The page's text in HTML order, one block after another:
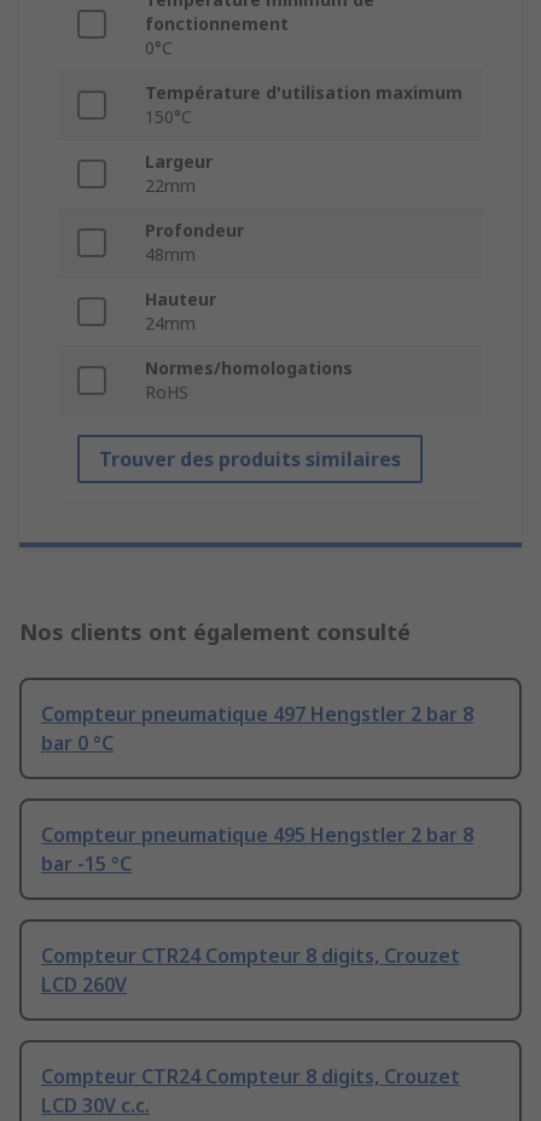
fonctionnement
0°C
Température d'utilisation maximum
150°C
Largeur
22mm
Profondeur
48mm
Hauteur
24mm
Normes/homologations
RoHS
Trouver des produits similaires
Nos clients ont également consulté
Compteur pneumatique 497 Hengstler 2 bar 8
bar 0 °C
Compteur pneumatique 495 Hengstler 2 bar 8
bar -15 °C
Compteur CTR24 Compteur 8 digits, Crouzet
LCD 260V
Compteur CTR24 Compteur 8 digits, Crouzet
LCD 30V c.c.